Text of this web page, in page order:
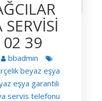
SERVİSİ
39
bbadmin
beyaz eşya
eşya garantili
servis telefonu